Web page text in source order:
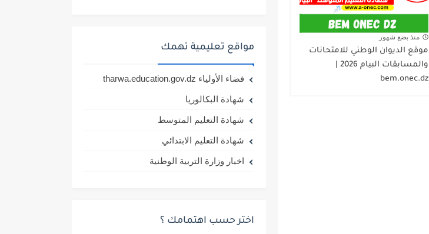
منذ بضع شهور
موقع الديوان الوطني للامتحانات
bem.onec.dz
مواقع تعليمية تهمك
فضاء الأولياء tharwa.education.gov.dz
شهادة البكالوريا
شهادة التعليم المتوسط
شهادة التعليم الابتدائي
اخبار وزارة التربية الوطنية
اختر حسب اهتمامك ؟